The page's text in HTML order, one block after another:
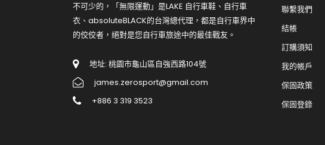
不可少的，「無限運動」是LAKE 自行車鞋、自行車
衣、absoluteBLACK的台灣總代理，都是自行車界中
的佼佼者，絕對是您自行車旅途中的最佳戰友。
地址: 桃園市龜山區自強西路104號
james.zerosport@gmail.com
+886 3 319 3523
聯繫我們
結帳
訂購須知
我的帳戶
保固政策
保固登錄